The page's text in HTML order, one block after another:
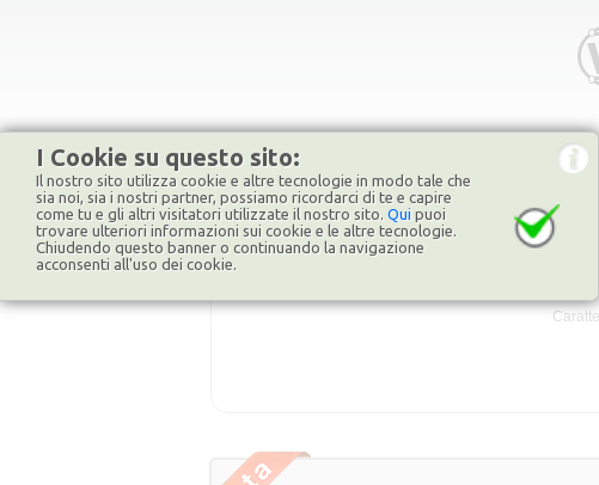
I Cookie su questo sito:
Il nostro sito utilizza cookie e altre tecnologie in modo tale che
sia noi, sia i nostri partner, possiamo ricordarci di te e capire
come tu e gli altri visitatori utilizzate il nostro sito. Qui puoi
trovare ulteriori informazioni sui cookie e le altre tecnologie.
Chiudendo questo banner o continuando la navigazione
acconsenti all'uso dei cookie.